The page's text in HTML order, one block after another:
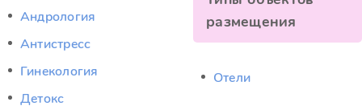
Андрология
Антистресс
Гинекология
Детокс
размещения
Отели